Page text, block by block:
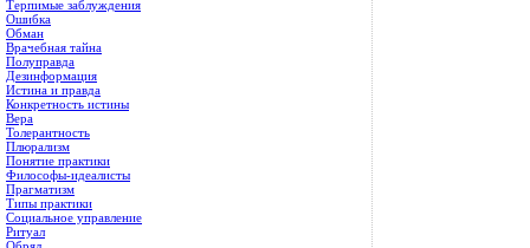
Терпимые заблуждения
Ошибка
Обман
Врачебная тайна
Полуправда
Дезинформация
Истина и правда
Конкретность истины
Вера
Толерантность
Плюрализм
Понятие практики
Философы-идеалисты
Прагматизм
Типы практики
Социальное управление
Ритуал